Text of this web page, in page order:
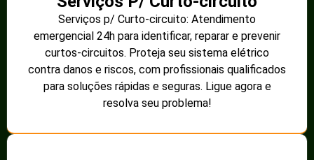
Serviços p/ Curto-circuito: Atendimento
emergencial 24h para identificar, reparar e prevenir
curtos-circuitos. Proteja seu sistema elétrico
contra danos e riscos, com profissionais qualificados
para soluções rápidas e seguras. Ligue agora e
resolva seu problema!